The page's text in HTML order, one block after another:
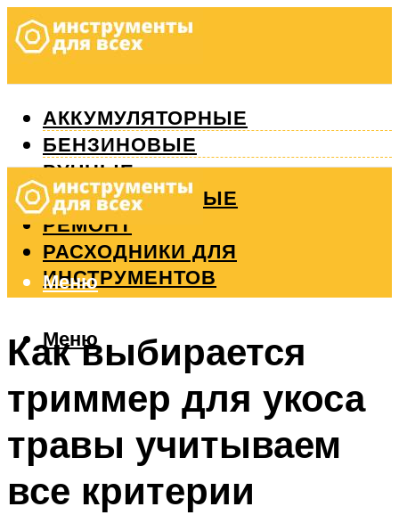
АККУМУЛЯТОРНЫЕ
БЕНЗИНОВЫЕ
РУЧНЫЕ
ИЗМЕРИТЕЛЬНЫЕ
РЕМОНТ
РАСХОДНИКИ ДЛЯ
ИНСТРУМЕНТОВ
Меню
Меню
Как выбирается
триммер для укоса
травы учитываем
все критерии